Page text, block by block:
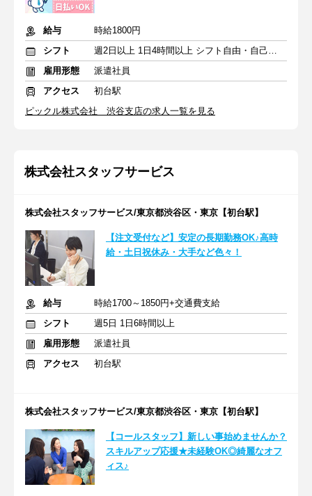
給与
時給1800円
シフト
週2日以上 1日4時間以上 シフト自由・自己申告
雇用形態
派遣社員
アクセス
初台駅
ピックル株式会社 渋谷支店の求人一覧を見る
株式会社スタッフサービス
株式会社スタッフサービス/東京都渋谷区・東京【初台駅】
【注文受付など】安定の長期勤務OK♪高時
給・土日祝休み・大手など色々！
給与
時給1700～1850円+交通費支給
シフト
週5日 1日6時間以上
雇用形態
派遣社員
アクセス
初台駅
株式会社スタッフサービス/東京都渋谷区・東京【初台駅】
【コールスタッフ】新しい事始めませんか？
スキルアップ応援★未経験OK◎綺麗なオフ
ィス♪